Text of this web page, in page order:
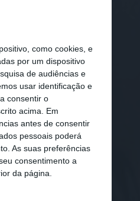
como cookies, e
por um dispositivo
de audiências e
usar identificação e
consentir o
acima. Em
antes de consentir
pessoais poderá
As suas preferências
consentimento a
da página.